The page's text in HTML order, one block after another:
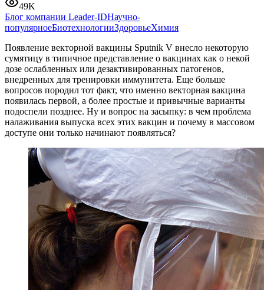
49K
Блог компании Leader-IDНаучно-
популярноеБиотехнологииЗдоровьеХимия
Появление векторной вакцины Sputnik V внесло некоторую
сумятицу в типичное представление о вакцинах как о некой
дозе ослабленных или дезактивированных патогенов,
внедренных для тренировки иммунитета. Еще больше
вопросов породил тот факт, что именно векторная вакцина
появилась первой, а более простые и привычные варианты
подоспели позднее. Ну и вопрос на засыпку: в чем проблема
налаживания выпуска всех этих вакцин и почему в массовом
доступе они только начинают появляться?